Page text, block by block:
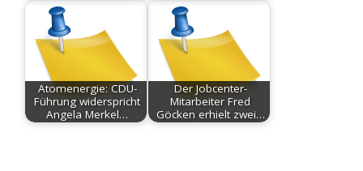
Atomenergie: CDU-
Führung widerspricht
Angela Merkel…
Der Jobcenter-
Mitarbeiter Fred
Göcken erhielt zwei…